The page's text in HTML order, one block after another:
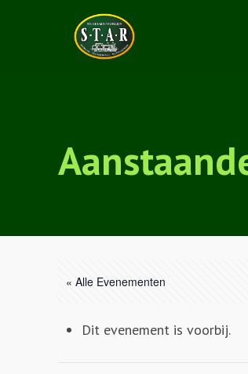
« Alle Evenementen
Dit evenement is voorbij.